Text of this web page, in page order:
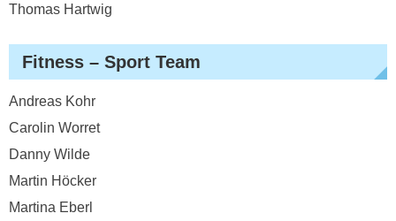
Thomas Hartwig
Fitness – Sport Team
Andreas Kohr
Carolin Worret
Danny Wilde
Martin Höcker
Martina Eberl